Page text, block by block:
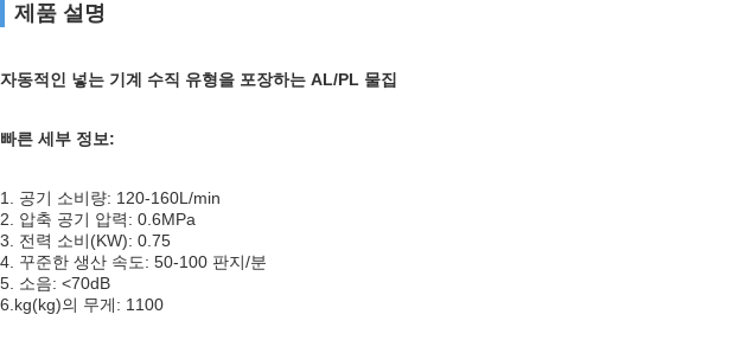
제품 설명
자동적인 넣는 기계 수직 유형을 포장하는 AL/PL 물집
빠른 세부 정보:
1. 공기 소비량: 120-160L/min
2. 압축 공기 압력: 0.6MPa
3. 전력 소비(KW): 0.75
4. 꾸준한 생산 속도: 50-100 판지/분
5. 소음: <70dB
6.kg(kg)의 무게: 1100